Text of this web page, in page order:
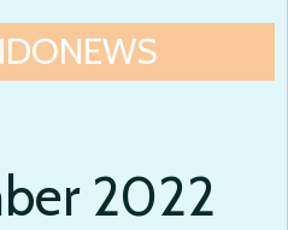
2022